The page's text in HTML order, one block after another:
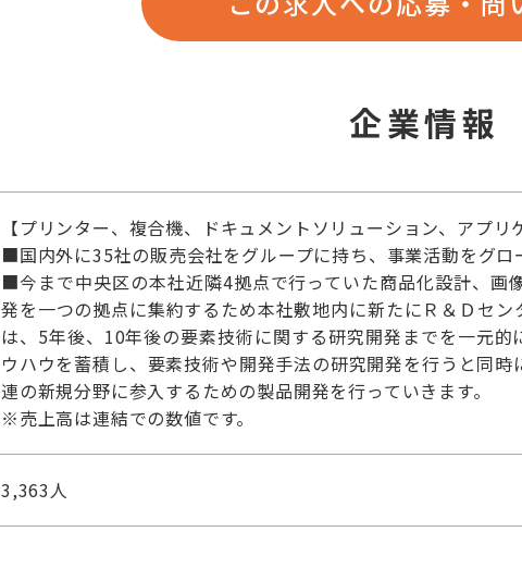
企業情報
【プリンター、複合機、ドキュメントソリューション、アプ
■国内外に35社の販売会社をグループに持ち、事業活動をグロ
■今まで中央区の本社近隣4拠点で行っていた商品化設計、画
発を一つの拠点に集約するため本社敷地内に新たにＲ＆Ｄセ
は、5年後、10年後の要素技術に関する研究開発までを一元
ウハウを蓄積し、要素技術や開発手法の研究開発を行うと同
連の新規分野に参入するための製品開発を行っていきます。
※売上高は連結での数値です。
3,363人